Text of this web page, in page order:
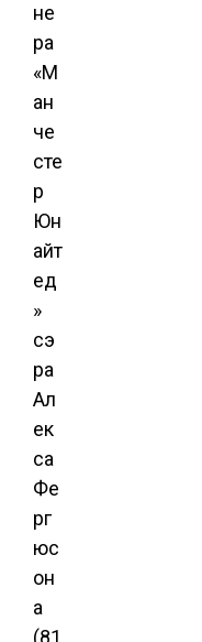
не
ра
«М
ан
че
сте
р
Юн
айт
ед
»
сэ
ра
Ал
ек
са
Фе
рг
юс
он
а
(81